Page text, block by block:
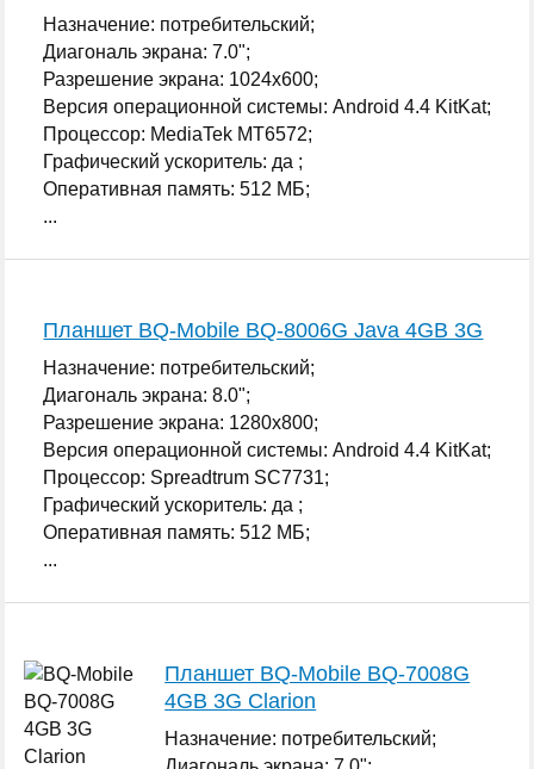
Назначение: потребительский;
Диагональ экрана: 7.0";
Разрешение экрана: 1024x600;
Версия операционной системы: Android 4.4 KitKat;
Процессор: MediaTek MT6572;
Графический ускоритель: да ;
Оперативная память: 512 МБ;
...
Планшет BQ-Mobile BQ-8006G Java 4GB 3G
Назначение: потребительский;
Диагональ экрана: 8.0";
Разрешение экрана: 1280x800;
Версия операционной системы: Android 4.4 KitKat;
Процессор: Spreadtrum SC7731;
Графический ускоритель: да ;
Оперативная память: 512 МБ;
...
Планшет BQ-Mobile BQ-7008G
4GB 3G Clarion
Назначение: потребительский;